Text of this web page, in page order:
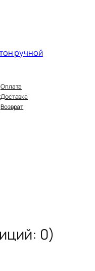
ручной
Оплата
Доставка
Возврат
0)